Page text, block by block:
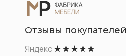
Отзывы покупателей
Яндекс★ ★ ★ ★ ★